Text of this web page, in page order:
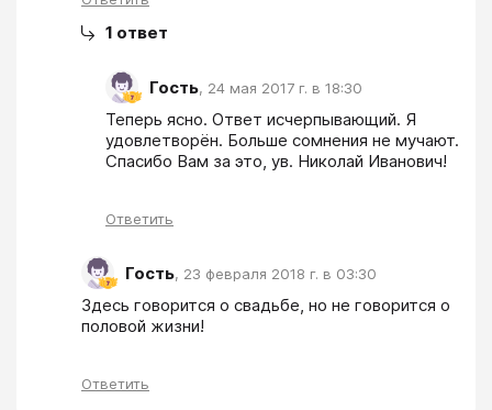
1 ответ
Гость, 24 мая 2017 г. в 18:30
Теперь ясно. Ответ исчерпывающий. Я
удовлетворён. Больше сомнения не мучают.
Спасибо Вам за это, ув. Николай Иванович!
Ответить
Гость, 23 февраля 2018 г. в 03:30
Здесь говорится о свадьбе, но не говорится о
половой жизни!
Ответить